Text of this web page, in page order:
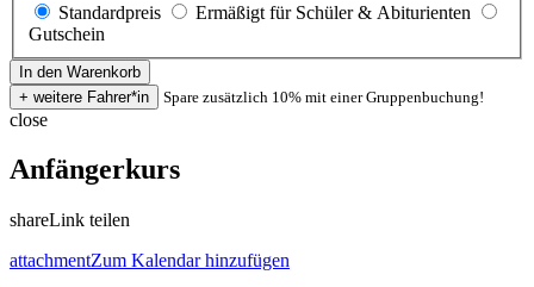
Standardpreis
Ermäßigt für Schüler & Abiturienten
Gutschein
Spare zusätzlich 10% mit einer Gruppenbuchung!
close
Anfängerkurs
shareLink teilen
attachmentZum Kalendar hinzufügen